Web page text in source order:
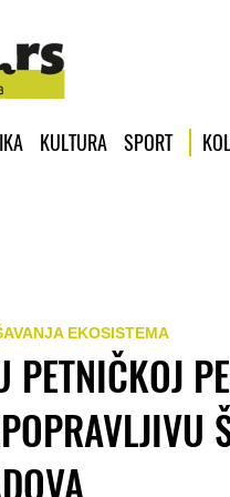
KULTURA SPORT
EKOSISTEMA